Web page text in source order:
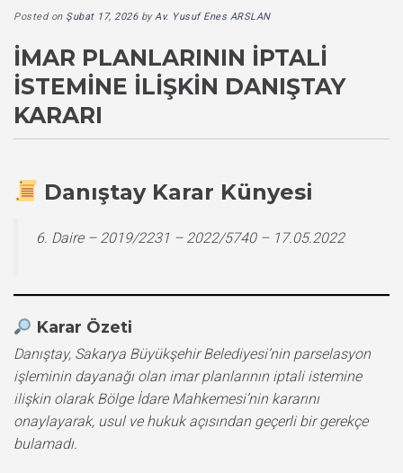
Posted on Şubat 17, 2026byAv. Yusuf Enes ARSLAN
İMAR PLANLARININ İPTALI
İSTEMINE İLIŞKIN DANIŞTAY
KARARI
Danıştay Karar Künyesi
6. Daire – 2019/2231 – 2022/5740 – 17.05.2022
Karar Özeti
Danıştay, Sakarya Büyükşehir Belediyesi’nin parselasyon
işleminin dayanağı olan imar planlarının iptali istemine
ilişkin olarak Bölge İdare Mahkemesi’nin kararını
onaylayarak, usul ve hukuk açısından geçerli bir gerekçe
bulamadı.